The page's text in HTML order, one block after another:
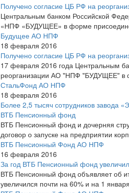
Получено согласие ЦБ РФ на
Центральным банком Российской
«НПФ «БУДУЩЕЕ» в форме
Будущее АО НПФ
18 февраля 2016
Получено согласие ЦБ РФ на
17 февраля 2016 года Центральным
реорганизации АО "НПФ "БУДУЩЕЕ" в
СтальФонд АО НПФ
18 февраля 2016
Более 2,5 тысяч сотрудников завода
ВТБ Пенсионный фонд
ВТБ Пенсионный фонд и дочерняя
договор о запуске на предприятии
ВТБ Пенсионный Фонд АО НПФ
16 февраля 2016
За год ВТБ Пенсионный фонд
ВТБ Пенсионный фонд объявляет об
увеличился почти на 60% и на 1